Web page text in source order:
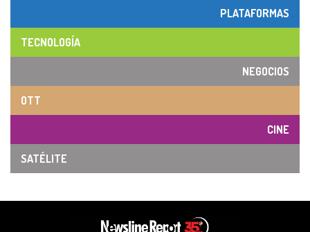
PLATAFORMAS
TECNOLOGÍA
NEGOCIOS
OTT
CINE
SATÉLITE